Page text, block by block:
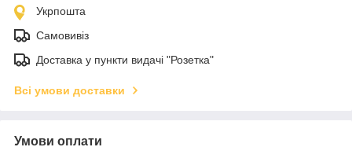
Укрпошта
Самовивіз
Доставка у пункти видачі "Розетка"
Всі умови доставки
Умови оплати